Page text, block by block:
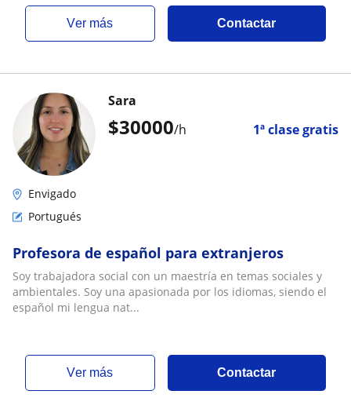
ver más Contactar
$30000/h 1ª clase gratis
Sara
Envigado
Portugués
Profesora de español para extranjeros
Soy trabajadora social con un maestría en temas sociales y
ambientales. Soy una apasionada por los idiomas, siendo el
español mi lengua nat...
ver más Contactar